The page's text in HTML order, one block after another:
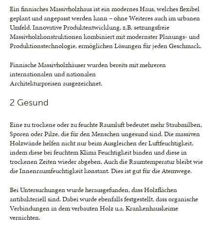
Ein finnisches Massivholzhaus ist ein modernes Haus, welches flexibel
geplant und angepasst werden kann – ohne Weiteres auch im urbanen
Umfeld. Innovative Produktentwicklung, z.B. setzungsfreie
Massivholzkonstruktionen kombiniert mit modernster Planungs- und
Produktionstechnologie, ermöglichen Lösungen für jeden Geschmack.
Finnische Massivholzhäuser wurden bereits mit mehreren
internationalen und nationalen
Architekturpreisen ausgezeichnet.
2 Gesund
Eine zu trockene oder zu feuchte Raumluft bedeutet mehr Staubmilben,
Sporen oder Pilze, die für den Menschen ungesund sind. Die massiven
Holzwände helfen nicht nur beim Ausgleichen der Luftfeuchtigkeit,
indem diese bei feuchtem Klima Feuchtigkeit binden und diese in
trockenen Zeiten wieder abgeben. Auch die Raumtemperatur bleibt wie
die Innenraumfeuchtigkeit konstant. Dies ist gut für die Atemwege.
Bei Untersuchungen wurde herausgefunden, dass Holzflächen
antibakteriell sind. Dabei wurde ebenfalls festgestellt, dass organische
Verbindungen in dem verbauten Holz u.a. Krankenhauskeime
vernichten.